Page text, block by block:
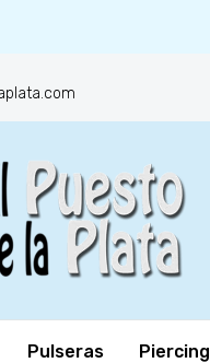
Pulseras Piercing